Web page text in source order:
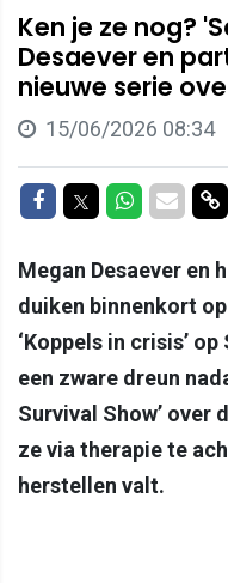
Ken je ze nog?
Desaever en
nieuwe serie
15/06/2026 08:34
Delen op Facebook
Delen op
Delen op
Megan Desaever en
duiken binnenkort
‘Koppels in crisis’
een zware dreun
Survival Show’ over
ze via therapie te
herstellen valt.